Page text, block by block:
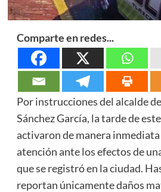
Comparte en redes...
Por instrucciones del alcalde
Sánchez García, la tarde de
activaron de manera
atención ante los efectos de
que se registró en la ciudad.
reportan únicamente daños